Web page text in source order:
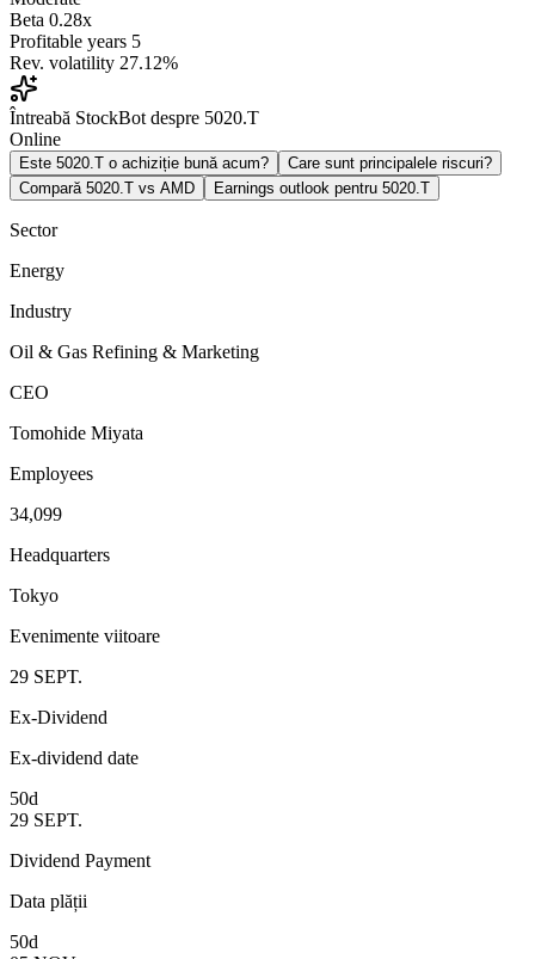
Beta 0.28x
Profitable years 5
Rev. volatility 27.12%
Întreabă StockBot despre 5020.T
Online
Este 5020.T o achiziție bună acum?
Care sunt principalele riscuri?
Compară 5020.T vs AMD
Earnings outlook pentru 5020.T
Sector
Energy
Industry
Oil & Gas Refining & Marketing
CEO
Tomohide Miyata
Employees
34,099
Headquarters
Tokyo
Evenimente viitoare
29 SEPT.
Ex-Dividend
Ex-dividend date
50d
29 SEPT.
Dividend Payment
Data plății
50d